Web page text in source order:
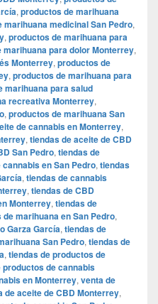
, productos de marihuana
marihuana medicinal San Pedro,
, productos de marihuana para
marihuana para dolor Monterrey,
Monterrey, productos de
, productos de marihuana para
marihuana para salud
recreativa Monterrey,
, productos de marihuana San
de cannabis en Monterrey,
, tiendas de aceite de CBD
San Pedro, tiendas de
en San Pedro, tiendas
, tiendas de cannabis
, tiendas de CBD
Monterrey, tiendas de
de marihuana en San Pedro,
Garza García, tiendas de
San Pedro, tiendas de
, tiendas de productos de
productos de cannabis
en Monterrey, venta de
de aceite de CBD Monterrey,